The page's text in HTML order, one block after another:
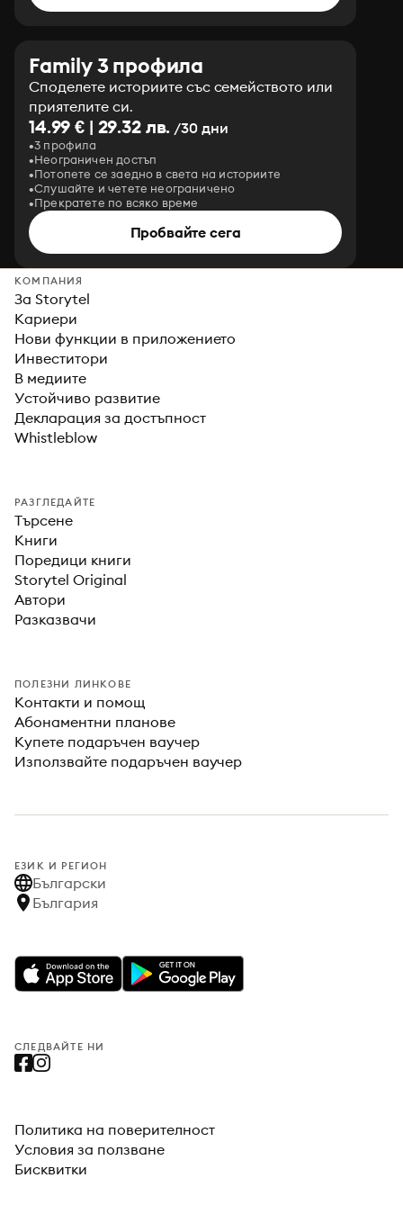
Family 3 профила
Споделете историите със семейството или
приятелите си.
14.99 € | 29.32 лв. /30 дни
3 профила
Неограничен достъп
Потопете се заедно в света на историите
Слушайте и четете неограничено
Прекратете по всяко време
Пробвайте сега
КОМПАНИЯ
За Storytel
Кариери
Нови функции в приложението
Инвеститори
В медиите
Устойчиво развитие
Декларация за достъпност
Whistleblow
РАЗГЛЕДАЙТЕ
Търсене
Книги
Поредици книги
Storytel Original
Автори
Разказвачи
ПОЛЕЗНИ ЛИНКОВЕ
Контакти и помощ
Абонаментни планове
Купете подаръчен ваучер
Използвайте подаръчен ваучер
ЕЗИК И РЕГИОН
Български
България
СЛЕДВАЙТЕ НИ
Политика на поверителност
Условия за ползване
Бисквитки